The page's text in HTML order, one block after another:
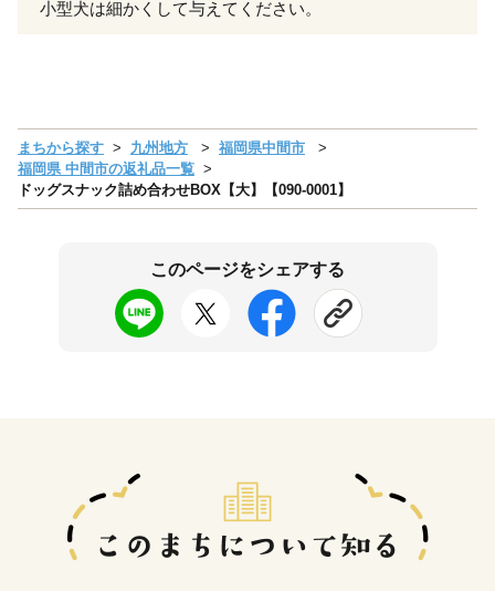
小型犬は細かくして与えてください。
まちから探す 九州地方
福岡県中間市
福岡県 中間市の返礼品一覧
ドッグスナック詰め合わせBOX【大】【090-0001】
このページをシェアする